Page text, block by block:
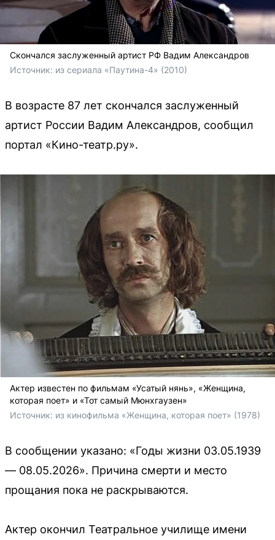
Скончался заслуженный артист РФ Вадим Александров
Источник: из сериала «Паутина-4» (2010)
В возрасте 87 лет скончался заслуженный
артист России Вадим Александров, сообщил
портал «Кино-театр.ру».
Актер известен по фильмам «Усатый нянь», «Женщина,
которая поет» и «Тот самый Мюнхгаузен»
Источник: из кинофильма «Женщина, которая поет» (1978)
В сообщении указано: «Годы жизни 03.05.1939
— 08.05.2026». Причина смерти и место
прощания пока не раскрываются.
Актер окончил Театральное училище имени